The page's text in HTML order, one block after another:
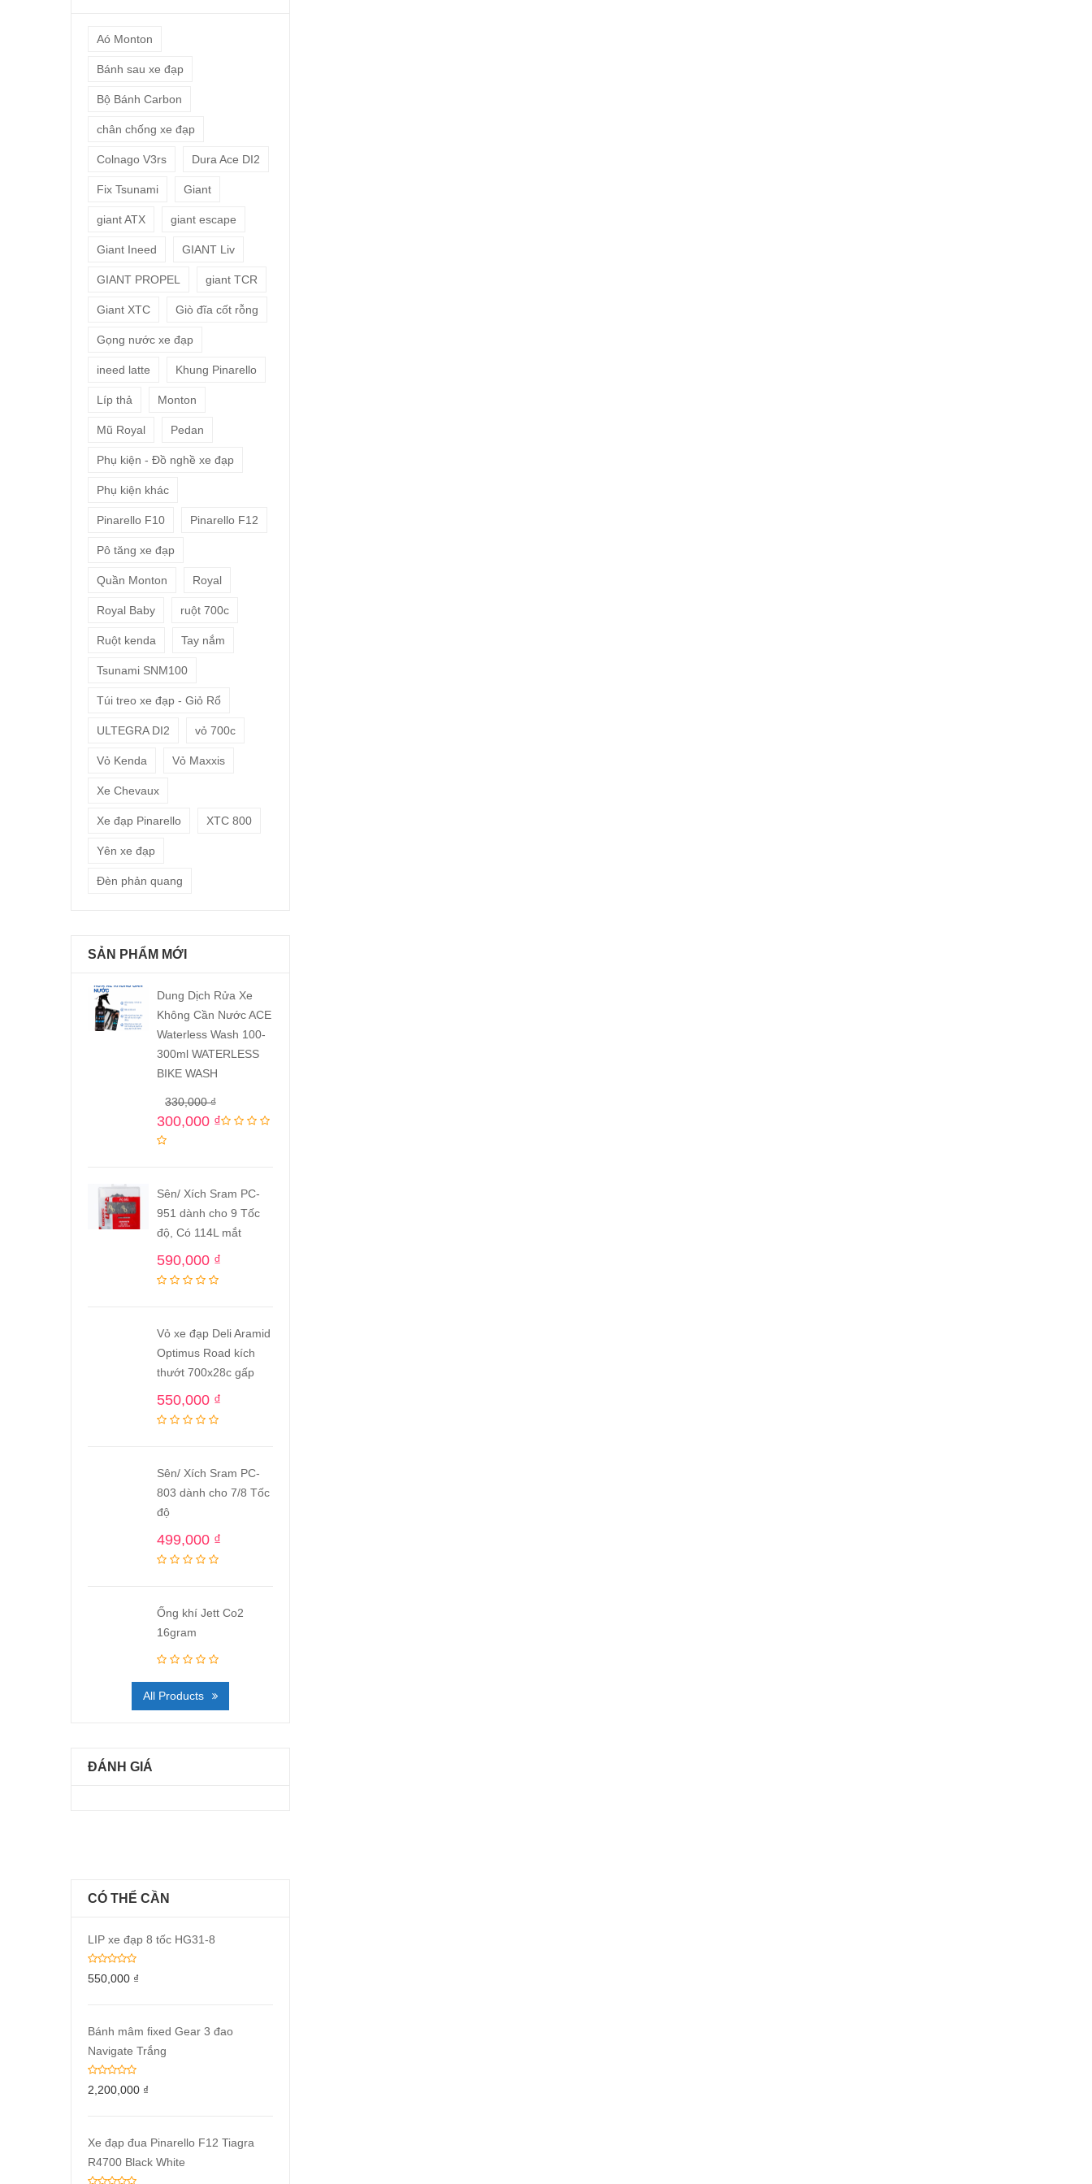
Aó Monton
Bánh sau xe đạp
Bộ Bánh Carbon
chân chống xe đạp
Colnago V3rs Dura Ace DI2
Fix Tsunami Giant
giant ATX giant escape
Giant Ineed GIANT Liv
GIANT PROPEL giant TCR
Giant XTC Giò đĩa cốt rỗng
Gọng nước xe đạp
ineed latte Khung Pinarello
Líp thả Monton
Mũ Royal Pedan
Phụ kiện - Đồ nghề xe đạp
Phụ kiện khác
Pinarello F10 Pinarello F12
Pô tăng xe đạp
Quần Monton Royal
Royal Baby ruột 700c
Ruột kenda Tay nắm
Tsunami SNM100
Túi treo xe đạp - Giỏ Rổ
ULTEGRA DI2 vỏ 700c
Vỏ Kenda Vỏ Maxxis
Xe Chevaux
Xe đạp Pinarello XTC 800
Yên xe đạp
Đèn phản quang
SẢN PHẨM MỚI
Dung Dịch Rửa Xe
Không Cần Nước ACE
Waterless Wash 100-
300ml WATERLESS
BIKE WASH
330,000₫
300,000 ₫
Sên/ Xích Sram PC-
951 dành cho 9 Tốc
độ, Có 114L mắt
590,000 ₫
Vỏ xe đạp Deli Aramid
Optimus Road kích
thướt 700x28c gấp
550,000 ₫
Sên/ Xích Sram PC-
803 dành cho 7/8 Tốc
độ
499,000 ₫
Ống khí Jett Co2
16gram
All Products
ĐÁNH GIÁ
CÓ THỂ CẦN
LIP xe đạp 8 tốc HG31-8
550,000 ₫
Bánh mâm fixed Gear 3 đao
Navigate Trắng
2,200,000 ₫
Xe đạp đua Pinarello F12 Tiagra
R4700 Black White